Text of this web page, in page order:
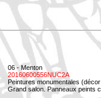
06 - Menton
20160600556NUC2A
Peintures monumentales
Grand salon. Panneaux peints